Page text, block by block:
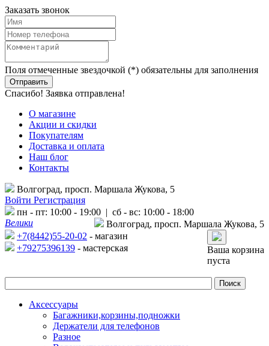
Заказать звонок
Поля отмеченные звездочкой (*) обязательны для заполнения
Спасибо! Заявка отправлена!
О магазине
Акции и скидки
Покупателям
Доставка и оплата
Наш блог
Контакты
Волгоград, просп. Маршала Жукова, 5
Войти Регистрация
пн - пт: 10:00 - 19:00 | сб - вс: 10:00 - 18:00
Велики
Волгоград, просп. Маршала Жукова, 5
+7(8442)55-20-02 - магазин
+79275396139 - мастерская
Ваша корзина
пуста
Аксессуары
Багажники,корзины,подножки
Держатели для телефонов
Разное